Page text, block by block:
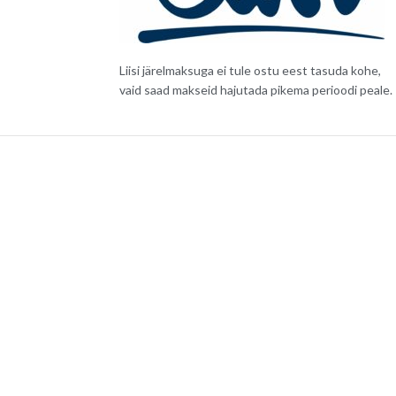
Liisi järelmaksuga ei tule ostu eest tasuda kohe,
vaid saad makseid hajutada pikema perioodi peale.